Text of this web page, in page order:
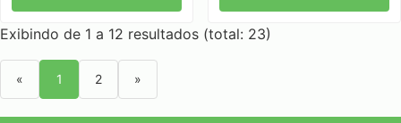
Exibindo de 1 a 12 resultados (total: 23)
« 1 2 »